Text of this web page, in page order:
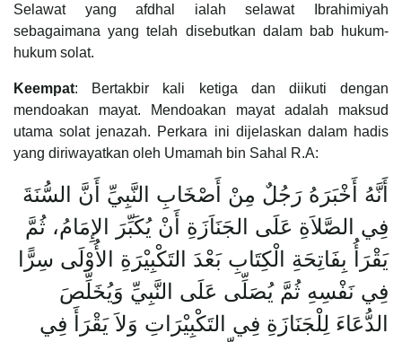
Selawat yang afdhal ialah selawat Ibrahimiyah
sebagaimana yang telah disebutkan dalam bab hukum-
hukum solat.
Keempat: Bertakbir kali ketiga dan diikuti dengan
mendoakan mayat. Mendoakan mayat adalah maksud
utama solat jenazah. Perkara ini dijelaskan dalam hadis
yang diriwayatkan oleh Umamah bin Sahal R.A:
أَنَّهُ أَخْبَرَهُ رَجُلٌ مِنْ أَصْخَابِ النَّبِيِّ أَنَّ السُّنَةَ
فِي الصَّلاَةِ عَلَى الجَنَاَزَةِ أَنْ يُكَبِّرَ الإِمَامُ، ثُمَّ
يَقْرَأُ بِفَاتِحَةِ الْكِتَابِ بَعْدَ التَكْبِيْرَةِ الأُوْلَى سِرًّا
فِي نَفْسِهِ ثُمَّ يُصَلِّى عَلَى النَّبِيِّ وَيُخَلِّصَ
الدُّعَاءَ لِلْجَنَازَةِ فِي التَكْبِيْرَاتِ وَلاَ يَقْرَأَ فِي